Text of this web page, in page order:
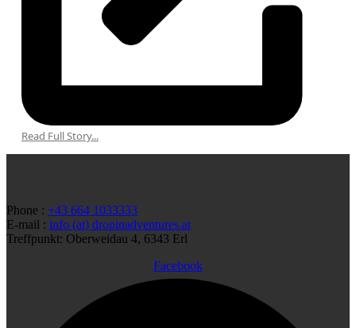
Read Full Story...
Phone : +43 664 1033333
E-mail : info (at) dropinadventures.at
Treffpunkt: Oberweidau 4, 6343 Erl
Facebook